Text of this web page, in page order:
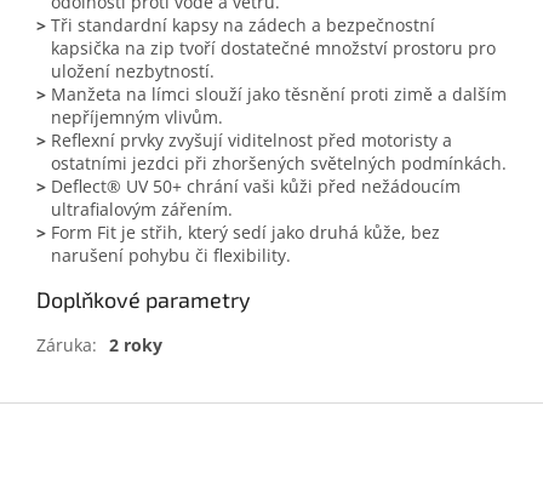
> Tři standardní kapsy na zádech a bezpečnostní
kapsička na zip tvoří dostatečné množství prostoru pro
uložení nezbytností.
> Manžeta na límci slouží jako těsnění proti zimě a dalším
nepříjemným vlivům.
> Reflexní prvky zvyšují viditelnost před motoristy a
ostatními jezdci při zhoršených světelných podmínkách.
> Deflect® UV 50+ chrání vaši kůži před nežádoucím
ultrafialovým zářením.
> Form Fit je střih, který sedí jako druhá kůže, bez
narušení pohybu či flexibility.
Doplňkové parametry
Záruka: 2 roky